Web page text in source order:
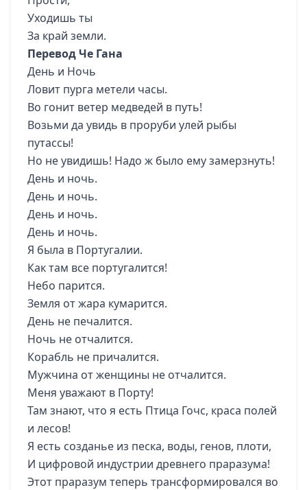
Уходишь ты
За край земли.
Перевод Че Гана
День и Ночь
Ловит пурга метели часы.
Во гонит ветер медведей в путь!
Возьми да увидь в проруби улей рыбы
путассы!
Но не увидишь! Надо ж было ему замерзнуть!
День и ночь.
День и ночь.
День и ночь.
День и ночь.
Я была в Португалии.
Как там все португалится!
Небо парится.
Земля от жара кумарится.
День не печалится.
Ночь не отчалится.
Корабль не причалится.
Мужчина от женщины не отчалится.
Меня уважают в Порту!
Там знают, что я есть Птица Гочс, краса полей
и лесов!
Я есть созданье из песка, воды, генов, плоти,
И цифровой индустрии древнего праразума!
Этот праразум теперь трансформировался во